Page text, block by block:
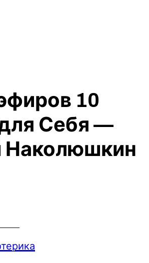
10
Себя —
Наколюшкин